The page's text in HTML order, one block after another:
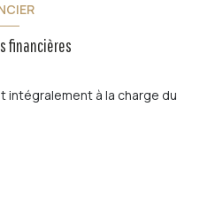
financières
intégralement à la charge du